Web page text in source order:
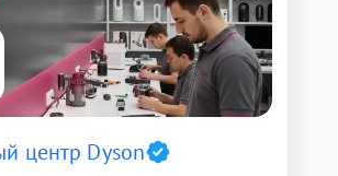
центр Dyson